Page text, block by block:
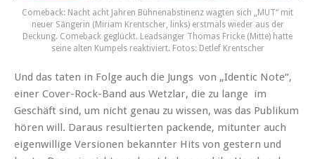
Comeback: Nacht acht Jahren Bühnenabstinenz wagten sich „MUT“ mit
neuer Sängerin (Miriam Krentscher, links) erstmals wieder aus der
Deckung. Comeback geglückt. Leadsänger Thomas Fricke (Mitte) hatte
seine alten Kumpels reaktiviert. Fotos: Detlef Krentscher
Und das taten in Folge auch die Jungs von „Identic Note“,
einer Cover-Rock-Band aus Wetzlar, die zu lange im
Geschäft sind, um nicht genau zu wissen, was das Publikum
hören will. Daraus resultierten packende, mitunter auch
eigenwillige Versionen bekannter Hits von gestern und